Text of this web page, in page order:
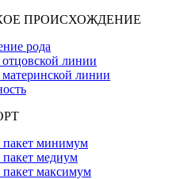
ПРОИСХОЖДЕНИЕ
рода
линии
линии
пакет минимум
медиум
максимум